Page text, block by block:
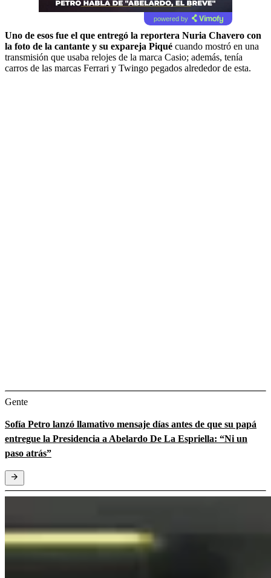
powered by
Uno de esos fue el que entregó la reportera Nuria Chavero con
la foto de la cantante y su expareja Piqué cuando mostró en una
transmisión que usaba relojes de la marca Casio; además, tenía
carros de las marcas Ferrari y Twingo pegados alrededor de esta.
Gente
Sofía Petro lanzó llamativo mensaje días antes de que su papá
entregue la Presidencia a Abelardo De La Espriella: “Ni un
paso atrás”